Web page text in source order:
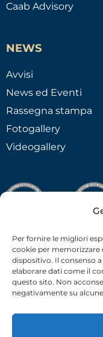
Per fornire le migliori
cookie per memorizzare
dispositivo. Il consenso
elaborare dati come il
questo sito. Non
negativamente su
Caab Advisory
NEWS
Avvisi
News ed Eventi
Rassegna stampa
Fotogallery
Videogallery